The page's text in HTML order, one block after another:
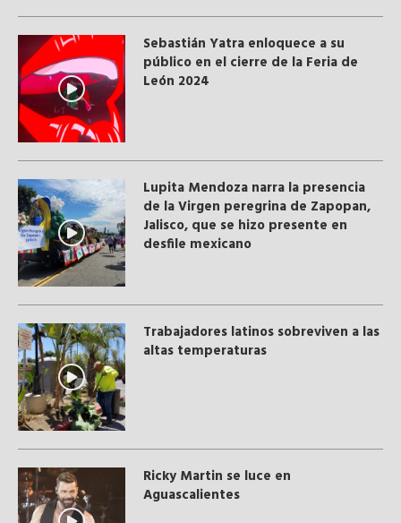
Sebastián Yatra enloquece a su
público en el cierre de la Feria de
León 2024
Lupita Mendoza narra la presencia
de la Virgen peregrina de Zapopan,
Jalisco, que se hizo presente en
desfile mexicano
Trabajadores latinos sobreviven a las
altas temperaturas
Ricky Martin se luce en
Aguascalientes